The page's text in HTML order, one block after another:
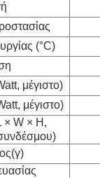
(°C)
μέγιστο)
μέγιστο)
× W × H,
(γ)